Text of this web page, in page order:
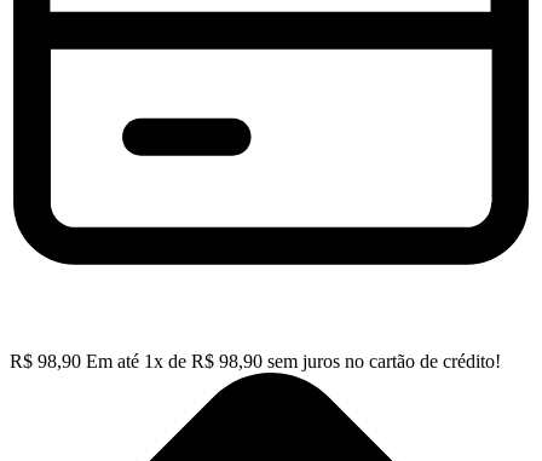
R$ 98,90 Em até 1x de R$ 98,90 sem juros no cartão de crédito!